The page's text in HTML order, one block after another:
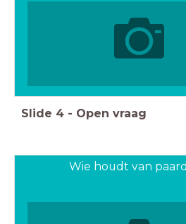
Slide 4 - Open vraag
Wie houdt van